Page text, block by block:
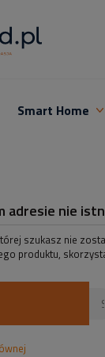
Smart Home
adresie nie
szukasz nie
produktu,